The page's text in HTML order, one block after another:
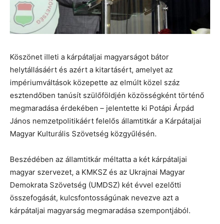
Köszönet illeti a kárpátaljai magyarságot bátor
helytállásáért és azért a kitartásért, amelyet az
impériumváltások közepette az elmúlt közel száz
esztendőben tanúsít szülőföldjén közösségként történő
megmaradása érdekében – jelentette ki Potápi Árpád
János nemzetpolitikáért felelős államtitkár a Kárpátaljai
Magyar Kulturális Szövetség közgyűlésén.
Beszédében az államtitkár méltatta a két kárpátaljai
magyar szervezet, a KMKSZ és az Ukrajnai Magyar
Demokrata Szövetség (UMDSZ) két évvel ezelőtti
összefogását, kulcsfontosságúnak nevezve azt a
kárpátaljai magyarság megmaradása szempontjából.